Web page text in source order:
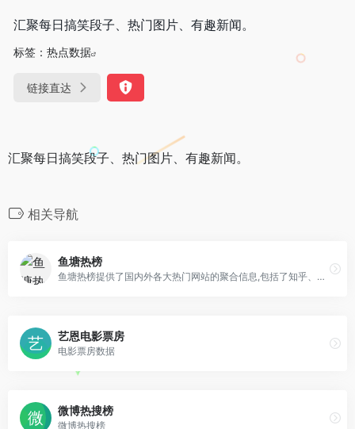
汇聚每日搞笑段子、热门图片、有趣新闻。
标签： 热点数据
链接直达
汇聚每日搞笑段子、热门图片、有趣新闻。
相关导航
鱼塘热榜
鱼塘热榜提供了国内外各大热门网站的聚合信息,包括了知乎、微博、虎扑、V2EX、贴吧、Github、抖音、今日头条等等
艺恩电影票房
电影票房数据
微博热搜榜
微博热搜榜